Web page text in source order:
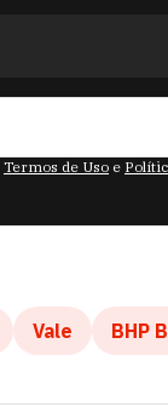
Termos de Uso e
Vale BHP